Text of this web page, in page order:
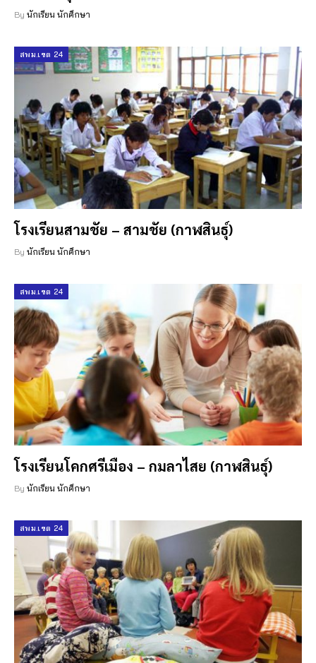
By นักเรียน นักศึกษา
สพม.เขต 24
โรงเรียนสามชัย – สามชัย (กาฬสินธุ์)
By นักเรียน นักศึกษา
สพม.เขต 24
โรงเรียนโคกศรีเมือง – กมลาไสย (กาฬสินธุ์)
By นักเรียน นักศึกษา
สพม.เขต 24